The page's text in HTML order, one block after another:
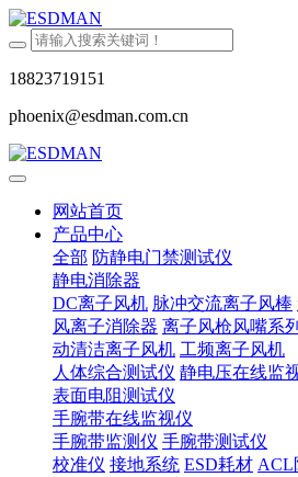
18823719151
phoenix@esdman.com.cn
网站首页
产品中心
全部 防静电门禁测试仪
静电消除器
DC离子风机 脉冲交流离子风棒
风离子消除器 离子风枪风嘴系列
动清洁离子风机 工频离子风机
人体综合测试仪 静电压在线监
表面电阻测试仪
手腕带在线监视仪
手腕带监测仪 手腕带测试仪
校准仪 接地系统 ESD耗材 ACL